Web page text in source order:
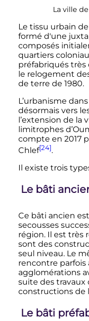
La ville
Le tissu urbain
formé d'une
composés
quartiers
préfabriqués très
le relogement
de terre de 1980.
L’urbanisme
désormais vers
l’extension de la
limitrophes
compte en 2017
Chlef[24].
Il existe trois
Le bâti
Ce bâti ancien
secousses
région. Il est très
sont des
seul niveau. Le
rencontre parfois
agglomérations
suite des travaux
constructions de
Le bâti